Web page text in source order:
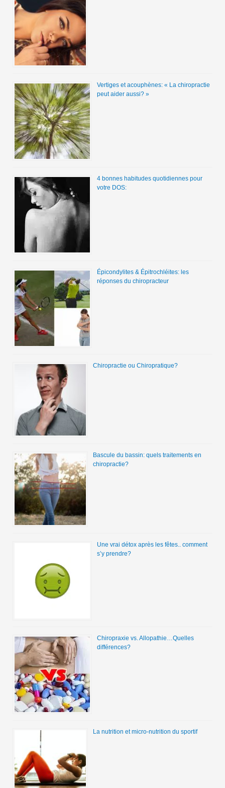
Vertiges et acouphènes: « La chiropractie
peut aider aussi? »
4 bonnes habitudes quotidiennes pour
votre DOS:
Épicondylites & Épitrochléites: les
réponses du chiropracteur
Chiropractie ou Chiropratique?
Bascule du bassin: quels traitements en
chiropractie?
Une vrai détox après les fêtes.. comment
s’y prendre?
Chiropraxie vs. Allopathie…Quelles
différences?
La nutrition et micro-nutrition du sportif